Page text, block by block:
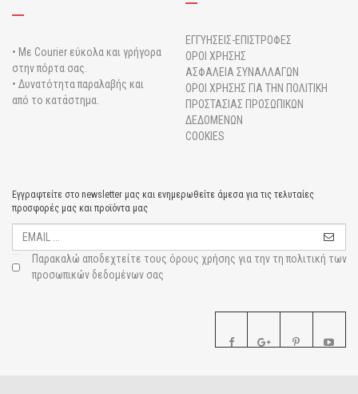
• Με Courier εύκολα και γρήγορα
στην πόρτα σας.
• Δυνατότητα παραλαβής και
από το κατάστημα.
ΕΓΓΥΗΣΕΙΣ-ΕΠΙΣΤΡΟΦΕΣ
ΟΡΟΙ ΧΡΗΣΗΣ
ΑΣΦΑΛΕΙΑ ΣΥΝΑΛΛΑΓΩΝ
ΟΡΟΙ ΧΡΗΣΗΣ ΓΙΑ ΤΗΝ ΠΟΛΙΤΙΚΗ
ΠΡΟΣΤΑΣΙΑΣ ΠΡΟΣΩΠΙΚΩΝ
ΔΕΔΟΜΕΝΩΝ
COOKIES
Εγγραφτείτε στο newsletter μας και ενημερωθείτε άμεσα για τις τελυταίες
προσφορές μας και προϊόντα μας
Παρακαλώ αποδεχτείτε τους όρους χρήσης για την τη πολιτική των
προσωπικών δεδομένων σας